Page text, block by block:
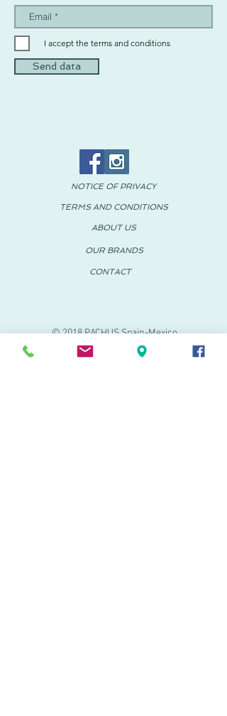
I accept the terms and conditions
Send data
© 2018 PACHUS Spain-Mexico
NOTICE OF PRIVACY
TERMS AND CONDITIONS
ABOUT US
OUR BRANDS
CONTACT
PACHUS VINARÒS